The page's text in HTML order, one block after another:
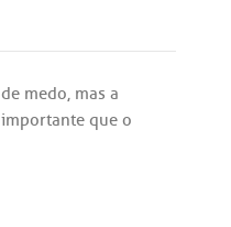
de medo, mas a
importante que o